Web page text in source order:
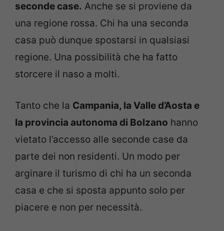
seconde case. Anche se si proviene da
una regione rossa. Chi ha una seconda
casa può dunque spostarsi in qualsiasi
regione. Una possibilità che ha fatto
storcere il naso a molti.
Tanto che la Campania, la Valle d’Aosta e
la provincia autonoma di Bolzano hanno
vietato l’accesso alle seconde case da
parte dei non residenti. Un modo per
arginare il turismo di chi ha un seconda
casa e che si sposta appunto solo per
piacere e non per necessità.